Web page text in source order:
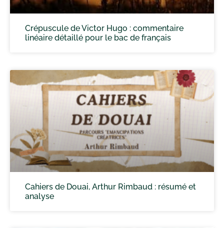
Crépuscule de Victor Hugo : commentaire
linéaire détaillé pour le bac de français
Cahiers de Douai, Arthur Rimbaud : résumé et
analyse